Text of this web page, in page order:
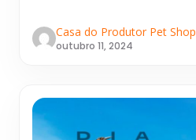
Casa do Produtor Pet Shop
outubro 11, 2024